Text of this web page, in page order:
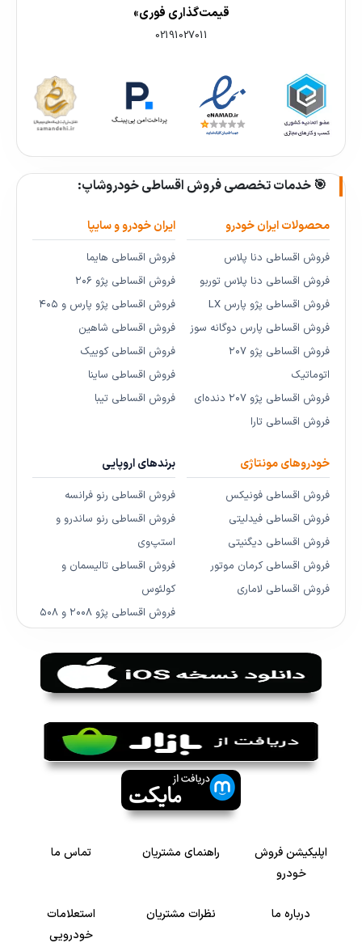
قیمت‌گذاری فوری»
02191027011
🎯 خدمات تخصصی فروش اقساطی خودروشاپ:
محصولات ایران خودرو
فروش اقساطی دنا پلاس
فروش اقساطی دنا پلاس توربو
فروش اقساطی پژو پارس LX
فروش اقساطی پارس دوگانه سوز
فروش اقساطی پژو ۲۰۷
اتوماتیک
فروش اقساطی پژو ۲۰۷ دنده‌ای
فروش اقساطی تارا
ایران خودرو و سایپا
فروش اقساطی هایما
فروش اقساطی پژو ۲۰۶
فروش اقساطی پژو پارس و ۴۰۵
فروش اقساطی شاهین
فروش اقساطی کوییک
فروش اقساطی ساینا
فروش اقساطی تیبا
خودروهای مونتاژی
فروش اقساطی فونیکس
فروش اقساطی فیدلیتی
فروش اقساطی دیگنیتی
فروش اقساطی کرمان موتور
فروش اقساطی لاماری
برندهای اروپایی
فروش اقساطی رنو فرانسه
فروش اقساطی رنو ساندرو و
استپ‌وی
فروش اقساطی تالیسمان و
کولئوس
فروش اقساطی پژو ۲۰۰۸ و ۵۰۸
اپلیکیشن فروش
خودرو
راهنمای مشتریان تماس ما
درباره ما نظرات مشتریان
استعلامات
خودرویی